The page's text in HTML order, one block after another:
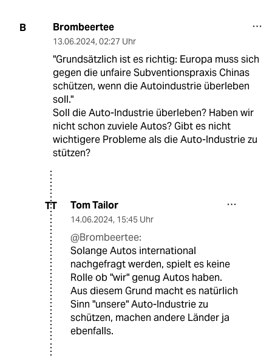
B Brombeertee
13.06.2024, 02:27 Uhr
"Grundsätzlich ist es richtig: Europa muss sich
gegen die unfaire Subventionspraxis Chinas
schützen, wenn die Autoindustrie überleben
soll."
Soll die Auto-Industrie überleben? Haben wir
nicht schon zuviele Autos? Gibt es nicht
wichtigere Probleme als die Auto-Industrie zu
stützen?
TT Tom Tailor
14.06.2024, 15:45 Uhr
@Brombeertee:
Solange Autos international
nachgefragt werden, spielt es keine
Rolle ob "wir" genug Autos haben.
Aus diesem Grund macht es natürlich
Sinn "unsere" Auto-Industrie zu
schützen, machen andere Länder ja
ebenfalls.